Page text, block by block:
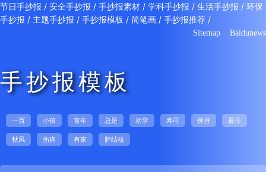
节日手抄报 / 安全手抄报 / 手抄报素材 / 学科手抄报 / 生活手抄报 / 环保
手抄报 / 主题手抄报 / 手抄报模板 / 简笔画 / 手抄报推荐 /
Sitemap Baidunews
手抄报模板
一百 小孩 青年 总是 劝学 寿司 保持 最佳
秋风 伤痛 有家 肺结核